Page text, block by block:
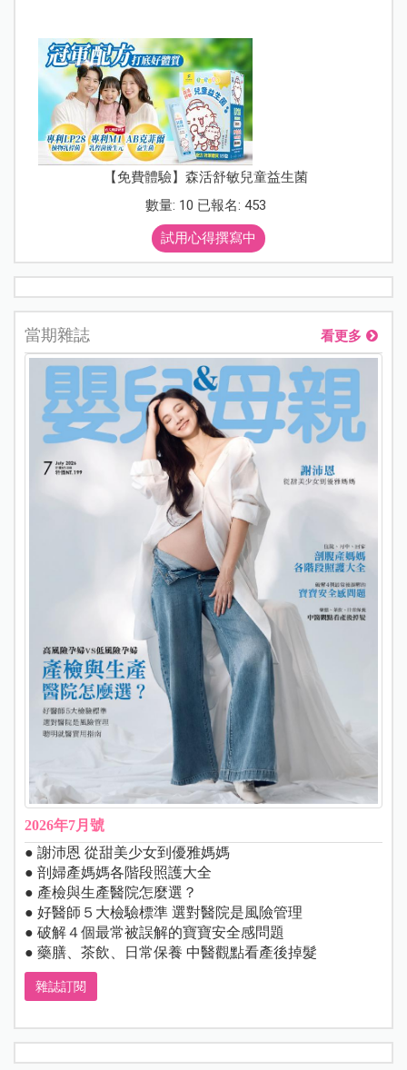
【免費體驗】森活舒敏兒童益生菌
數量: 10 已報名: 453
試用心得撰寫中
當期雜誌 看更多
2026年7月號
● 謝沛恩 從甜美少女到優雅媽媽
● 剖婦產媽媽各階段照護大全
● 產檢與生產醫院怎麼選？
● 好醫師５大檢驗標準 選對醫院是風險管理
● 破解４個最常被誤解的寶寶安全感問題
● 藥膳、茶飲、日常保養 中醫觀點看產後掉髮
雜誌訂閱